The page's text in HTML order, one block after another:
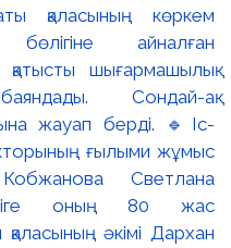
қаласының көркем
айналған
шығармашылық
Сондай-ақ
жауап берді. 🔹Іс-
ғылыми жұмыс
Светлана
оның 80 жас
әкімі Дархан